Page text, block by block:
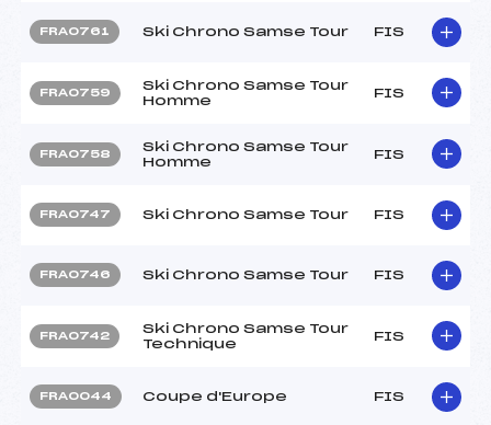
FRA0761 Ski Chrono Samse Tour FIS
FRA0759
Ski Chrono Samse Tour
Homme
FIS
FRA0758
Ski Chrono Samse Tour
Homme
FIS
FRA0747 Ski Chrono Samse Tour FIS
FRA0746 Ski Chrono Samse Tour FIS
FRA0742
Ski Chrono Samse Tour
Technique
FIS
FRA0044 Coupe d'Europe FIS